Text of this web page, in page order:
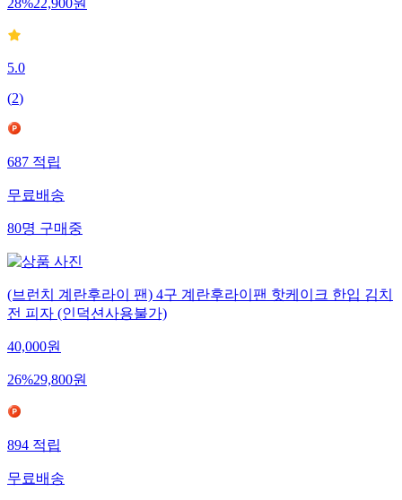
28%22,900원
5.0
(2)
687적립
무료배송
80명구매중
(브런치 계란후라이 팬) 4구 계란후라이팬 핫케이크 한입 김치
전 피자 (인덕션사용불가)
40,000원
26%29,800원
894적립
무료배송